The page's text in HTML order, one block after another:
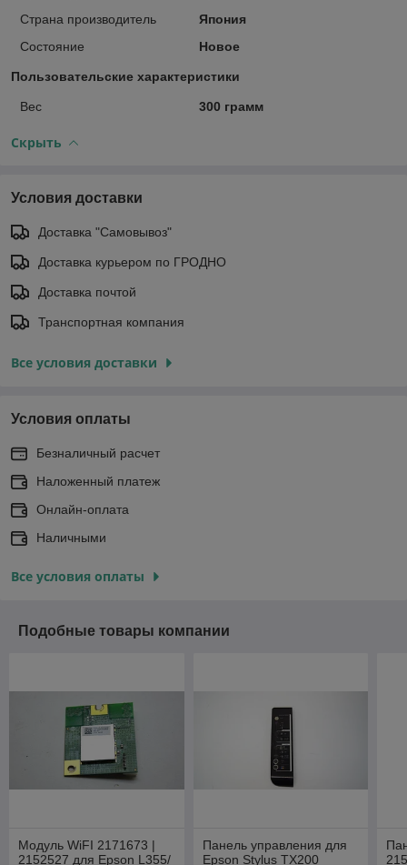
Страна производитель
Япония
Состояние
Новое
Пользовательские характеристики
Вес 300 грамм
Скрыть
Условия доставки
Доставка "Самовывоз"
Доставка курьером по ГРОДНО
Доставка почтой
Транспортная компания
Все условия доставки
Условия оплаты
Безналичный расчет
Наложенный платеж
Онлайн-оплата
Наличными
Все условия оплаты
Подобные товары компании
Модуль WiFI 2171673 |
2152527 для Epson L355/
Панель управления для
Epson Stylus TX200